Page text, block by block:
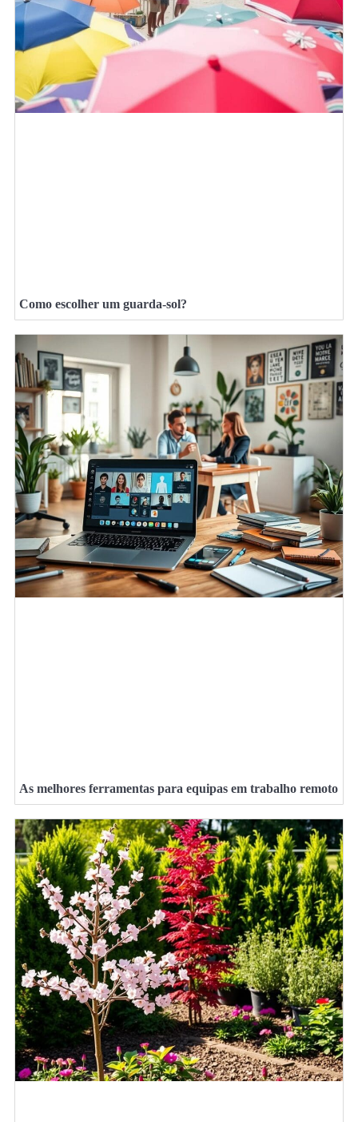
Como escolher um guarda-sol?
As melhores ferramentas para equipas em trabalho remoto